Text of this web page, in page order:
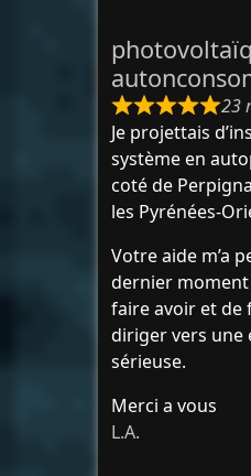
23
Je projettais
système en
coté de
les Pyrénées-
Votre aide m’a
dernier moment
faire avoir et de
diriger vers une
sérieuse.
Merci a vous
L.A.